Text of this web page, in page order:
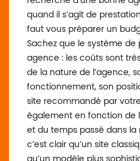
quand il s’agit de
faut vous préparer un
Sachez que le système de
agence : les coûts sont
de la nature de l’agence,
fonctionnement, son
site recommandé par
également en fonction de
et du temps passé dans
c’est clair qu’un site
qu’un modèle plus